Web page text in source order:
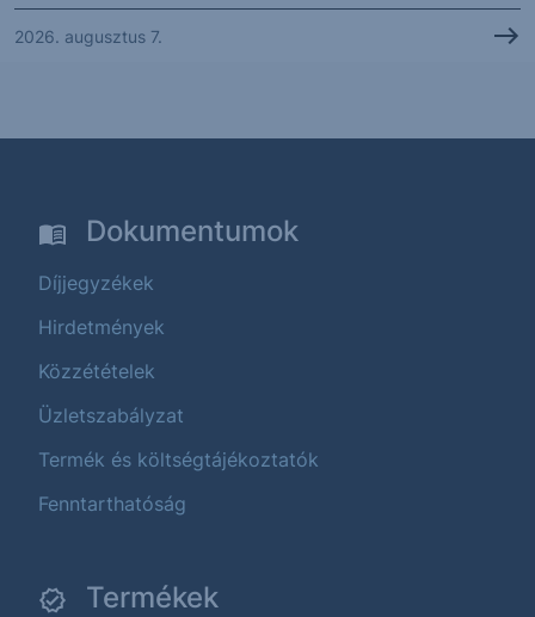
2026. augusztus 7.
Dokumentumok
Díjjegyzékek
Hirdetmények
Közzétételek
Üzletszabályzat
Termék és költségtájékoztatók
Fenntarthatóság
Termékek